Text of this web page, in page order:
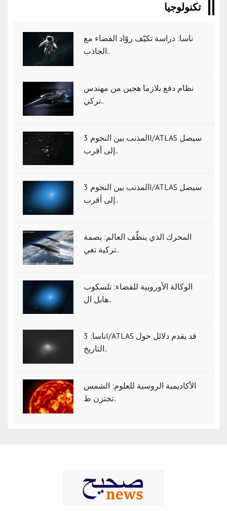
تكنولوجيا
ناسا: دراسة تكيّف روّاد الفضاء مع
الجاذب..
نظام دفع بلازما هجين من مهندس
تركي..
المذنب بين النجوم 3I/ATLAS سيصل
إلى أقرب..
المذنب بين النجوم 3I/ATLAS سيصل
إلى أقرب..
المحرك الذي ينظّف العالم: بصمة
تركية تغي..
الوكالة الأوروبية للفضاء: تلسكوب
هابل ال..
ناسا: 3I/ATLAS قد يقدم دلائل حول
التاريخ..
الأكاديمية الروسية للعلوم: الشمس
تختزن ط..